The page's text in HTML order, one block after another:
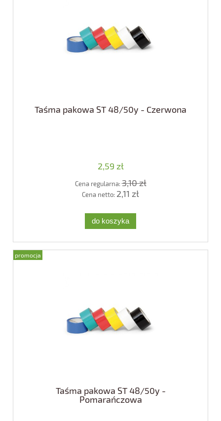
Taśma pakowa ST 48/50y - Czerwona
2,59 zł
Cena regularna:3,10 zł
Cena netto: 2,11 zł
do koszyka
Taśma pakowa ST 48/50y -
Pomarańczowa
promocja